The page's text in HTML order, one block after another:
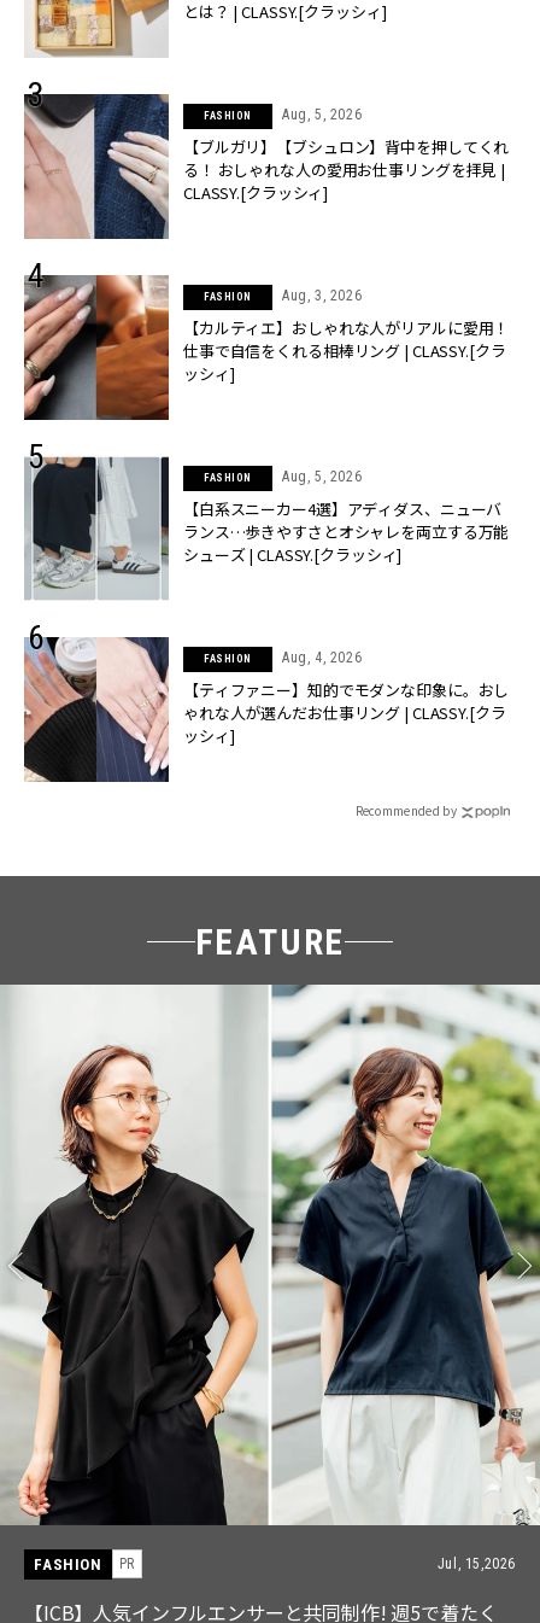
とは？ | CLASSY.[クラッシィ]
FASHION Aug, 5, 2026
【ブルガリ】【ブシュロン】背中を押してくれ
る！ おしゃれな人の愛用お仕事リングを拝見 |
CLASSY.[クラッシィ]
FASHION Aug, 3, 2026
【カルティエ】おしゃれな人がリアルに愛用！
仕事で自信をくれる相棒リング | CLASSY.[クラ
ッシィ]
FASHION Aug, 5, 2026
【白系スニーカー4選】アディダス、ニューバ
ランス…歩きやすさとオシャレを両立する万能
シューズ | CLASSY.[クラッシィ]
FASHION Aug, 4, 2026
【ティファニー】知的でモダンな印象に。おし
ゃれな人が選んだお仕事リング | CLASSY.[クラ
ッシィ]
Recommended by
FEATURE
FASHION PR Jul, 15,2026
【ICB】人気インフルエンサーと共同制作! 週5で着たく